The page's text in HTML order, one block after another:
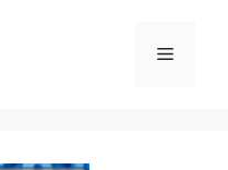
메